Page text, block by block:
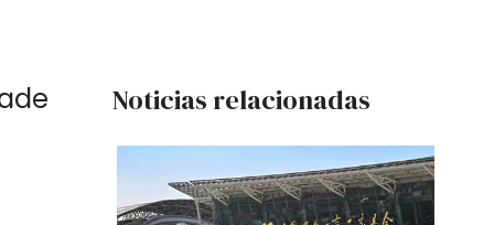
Noticias relacionadas